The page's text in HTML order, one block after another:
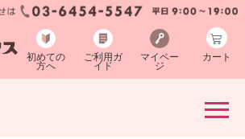
初めての
方へ
ご利用ガ
イド
マイペー
ジ
カート